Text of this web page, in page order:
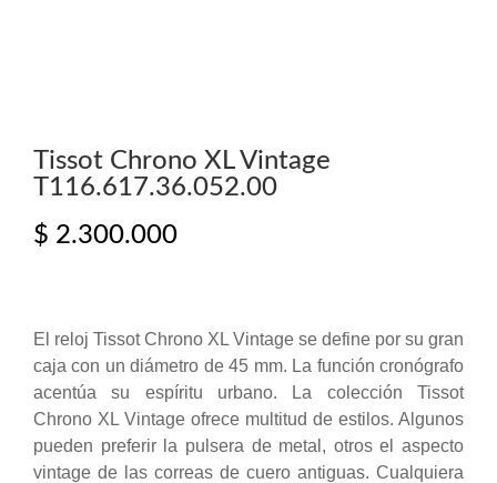
Tissot Chrono XL Vintage
T116.617.36.052.00
$ 2.300.000
El reloj Tissot Chrono XL Vintage se define por su gran
caja con un diámetro de 45 mm. La función cronógrafo
acentúa su espíritu urbano. La colección Tissot
Chrono XL Vintage ofrece multitud de estilos. Algunos
pueden preferir la pulsera de metal, otros el aspecto
vintage de las correas de cuero antiguas. Cualquiera